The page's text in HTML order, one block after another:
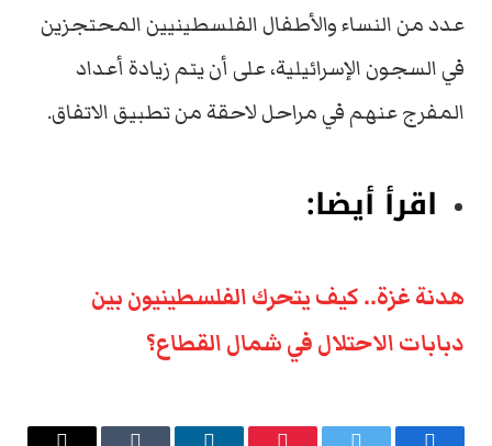
عدد من النساء والأطفال الفلسطينيين المحتجزين
في السجون الإسرائيلية، على أن يتم زيادة أعداد
المفرج عنهم في مراحل لاحقة من تطبيق الاتفاق.
اقرأ أيضا:
هدنة غزة.. كيف يتحرك الفلسطينيون بين
دبابات الاحتلال في شمال القطاع؟